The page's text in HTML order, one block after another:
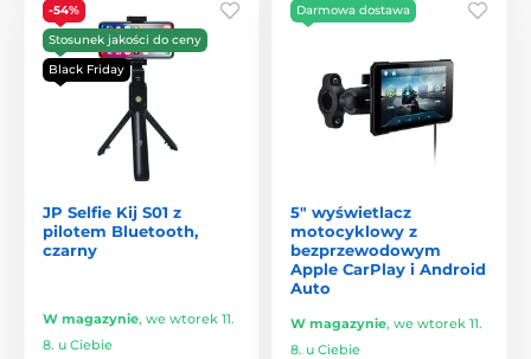
-54%
Stosunek jakości do ceny
Black Friday
JP Selfie Kij S01 z
pilotem Bluetooth,
czarny
W magazynie, we wtorek 11.
8. u Ciebie
Darmowa dostawa
5" wyświetlacz
motocyklowy z
bezprzewodowym
Apple CarPlay i Android
Auto
W magazynie, we wtorek 11.
8. u Ciebie